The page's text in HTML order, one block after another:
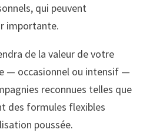
qui peuvent
importante.
de la valeur de votre
— occasionnel ou intensif —
reconnues telles que
des formules flexibles
poussée.